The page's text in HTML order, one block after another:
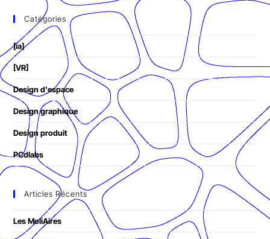
Catégories
[ia]
[VR]
Design d'espace
Design graphique
Design produit
PCdlabs
Articles Récents
Les MoliAires